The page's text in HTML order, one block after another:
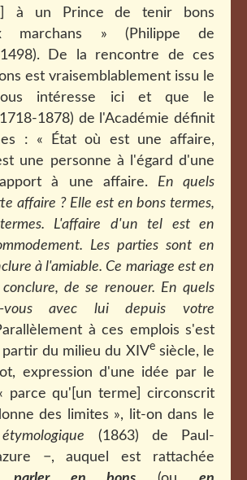
à un Prince de tenir bons
marchans » (Philippe de
1498). De la rencontre de ces
est vraisemblablement issu le
intéresse ici et que le
1878) de l'Académie définit
: « État où est une affaire,
une personne à l'égard d'une
à une affaire. En quels
affaire ? Elle est en bons termes,
L'affaire d'un tel est en
Les parties sont en
à l'amiable. Ce mariage est en
de se renouer. En quels
vous avec lui depuis votre
à ces emplois s'est
du milieu du XIVesiècle, le
expression d'une idée par le
parce qu'[un terme] circonscrit
des limites », lit-on dans le
(1863) de Paul-
−, auquel est rattachée